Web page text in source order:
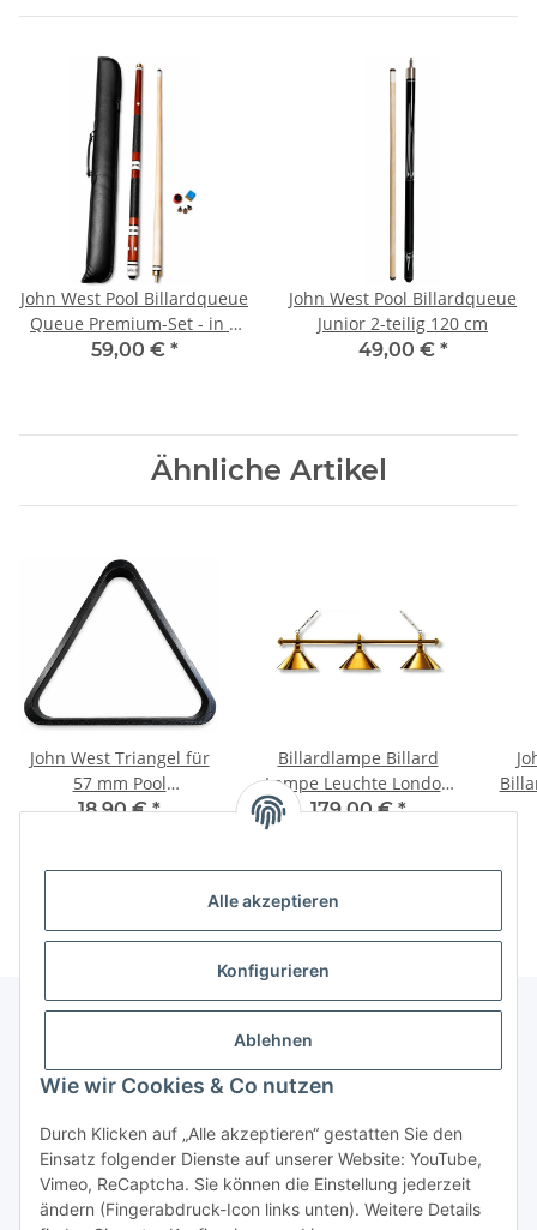
Alle akzeptieren
Konfigurieren
Ablehnen
Wie wir Cookies & Co nutzen
Durch Klicken auf „Alle akzeptieren“ gestatten Sie den
Einsatz folgender Dienste auf unserer Website: YouTube,
Vimeo, ReCaptcha. Sie können die Einstellung jederzeit
ändern (Fingerabdruck-Icon links unten). Weitere Details
John West Pool Billardqueue
Queue Premium-Set - in 4
Längen nutzbar
59,00 € *
John West Pool Billardqueue
Junior 2-teilig 120 cm
49,00 € *
Ähnliche Artikel
John West Triangel für
57 mm Pool
Billardkugeln Holz
18,90 €*
Billardlampe Billard
Lampe Leuchte London
messing
179,00 €*
4
Informationen
Gesetzliche Informationen